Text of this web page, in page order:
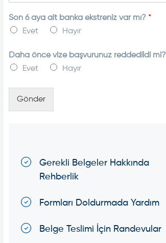
Son 6 aya ait banka ekstreniz var mı? *
Evet
Hayır
Daha önce vize başvurunuz reddedildi mi?
Evet
Hayır
Gönder
Gerekli Belgeler Hakkında
Rehberlik
Formları Doldurmada Yardım
Belge Teslimi İçin Randevular